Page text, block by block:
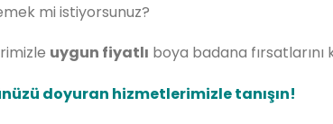
mi istiyorsunuz?
uygun fiyatlı boya badana fırsatlarını
doyuran hizmetlerimizle tanışın!